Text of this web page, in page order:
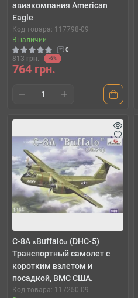
авиакомпания American
Eagle
Код товара: 117798-09
В наличии
0
813 грн. -6%
764 грн.
C-8A «Buffalo» (DHC-5)
Транспортный самолет с
коротким взлетом и
посадкой, ВМС США.
Код товара: 117250-09